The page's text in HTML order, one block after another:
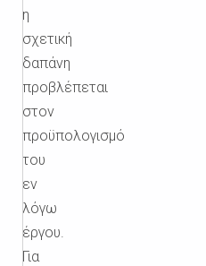
η
σχετική
δαπάνη
προβλέπεται
στον
προϋπολογισμό
του
εν
λόγω
έργου.
Για